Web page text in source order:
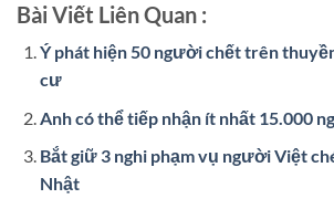
Bài Viết Liên Quan :
Ý phát hiện 50 người chết trên
cư
Anh có thể tiếp nhận ít nhất 15.000
Bắt giữ 3 nghi phạm vụ người Việt
Nhật